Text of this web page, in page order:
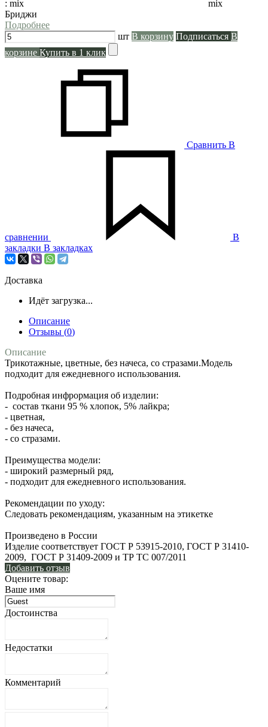
: mix
mix
Бриджи
Подробнее
шт В корзину Подписаться В
корзине Купить в 1 клик
Сравнить В
сравнении
В
закладки В закладках
Доставка
Идёт загрузка...
Описание
Отзывы (0)
Описание
Трикотажные, цветные, без начеса, со стразами.Модель
подходит для ежедневного использования.
Подробная инфрормация об изделии:
- состав ткани 95 % хлопок, 5% лайкра;
- цветная,
- без начеса,
- со стразами.
Преимущества модели:
- широкий размерный ряд,
- подходит для ежедневного использования.
Рекомендации по уходу:
Следовать рекомендациям, указанным на этикетке
Произведено в России
Изделие соответствует ГОСТ Р 53915-2010, ГОСТ Р 31410-
2009, ГОСТ Р 31409-2009 и ТР ТС 007/2011
Добавить отзыв
Оцените товар:
Ваше имя
Достоинства
Недостатки
Комментарий